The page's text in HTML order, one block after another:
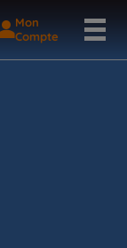
Mon
Compte